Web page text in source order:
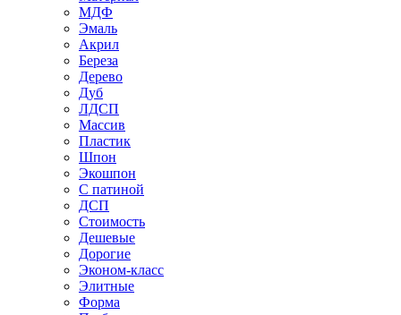
МДФ
Эмаль
Акрил
Береза
Дерево
Дуб
ЛДСП
Массив
Пластик
Шпон
Экошпон
С патиной
ДСП
Стоимость
Дешевые
Дорогие
Эконом-класс
Элитные
Форма